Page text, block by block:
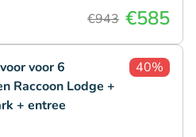
€943 €585
voor 6
Raccoon Lodge +
+ entree
40%